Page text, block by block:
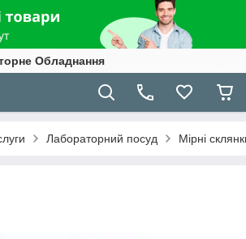
Обладнання
Лабораторний посуд Мірні